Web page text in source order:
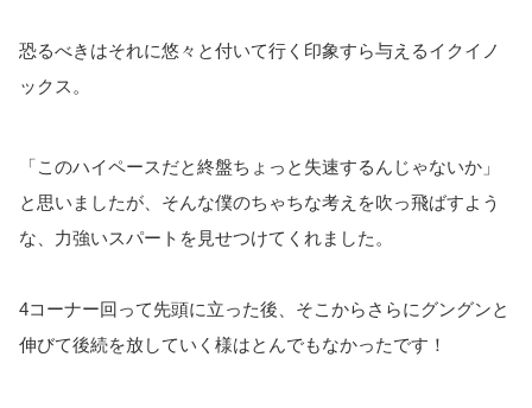
恐るべきはそれに悠々と付いて行く印象すら与えるイクイノ
ックス。
「このハイペースだと終盤ちょっと失速するんじゃないか」
と思いましたが、そんな僕のちゃちな考えを吹っ飛ばすよう
な、力強いスパートを見せつけてくれました。
4コーナー回って先頭に立った後、そこからさらにグングンと
伸びて後続を放していく様はとんでもなかったです！